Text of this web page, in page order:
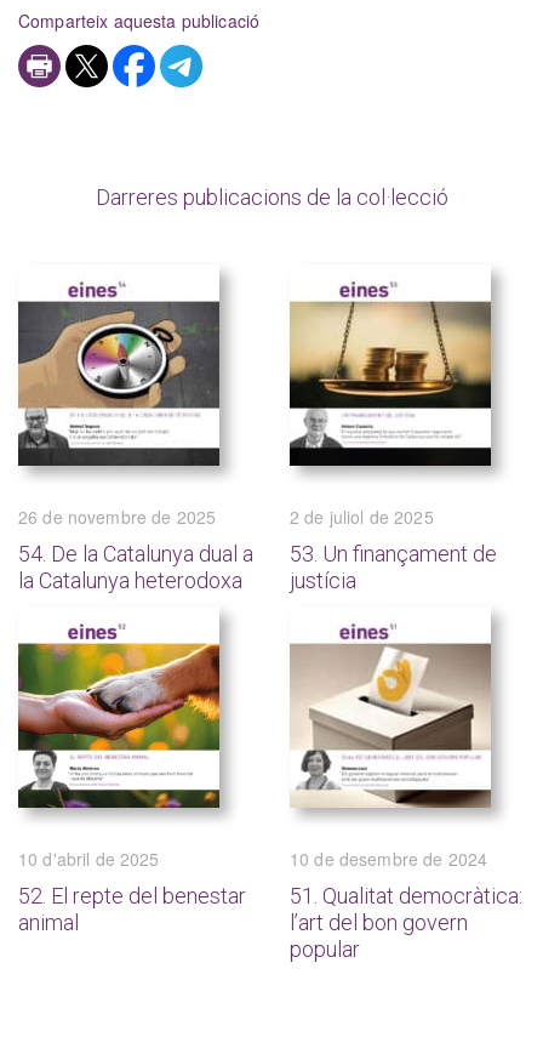
Comparteix aquesta publicació
Darreres publicacions de la col·lecció
26 de novembre de 2025
54. De la Catalunya dual a
la Catalunya heterodoxa
2 de juliol de 2025
53. Un finançament de
justícia
10 d'abril de 2025
52. El repte del benestar
animal
10 de desembre de 2024
51. Qualitat democràtica:
l’art del bon govern
popular